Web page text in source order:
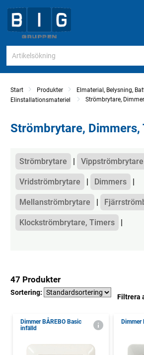
Start Produkter
Elmaterial, Belysning,
Elinstallationsmateriel
Strömbrytare,
Strömbrytare, Dimmers,
Kategorier
Strömbrytare Vippströmbrytare
Vridströmbrytare Dimmers
Mellanströmbrytare
Klockströmbrytare, Timers
47 Produkter
Sortering:
Filtrera
Dimmer BÅREBO Basic
infälld
Dimmer